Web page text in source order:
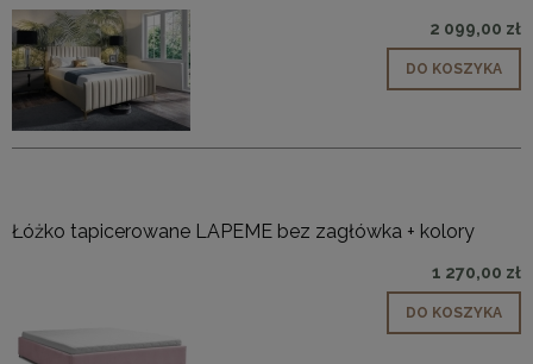
2 099,00 zł
DO KOSZYKA
Łóżko tapicerowane LAPEME bez zagłówka + kolory
1 270,00 zł
DO KOSZYKA